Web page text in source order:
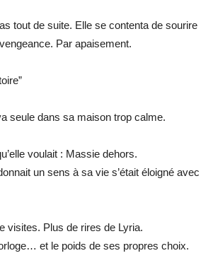
tout de suite. Elle se contenta de sourire
Par apaisement.
seule dans sa maison trop calme.
voulait : Massie dehors.
un sens à sa vie s’était éloigné avec
visites. Plus de rires de Lyria.
et le poids de ses propres choix.